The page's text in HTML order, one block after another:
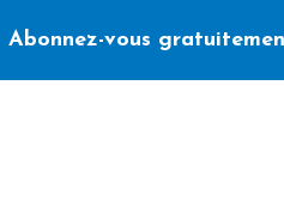
Abonnez-vous